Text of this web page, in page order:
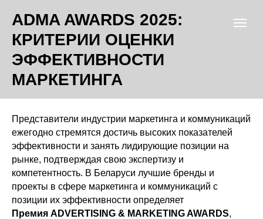
ADMA AWARDS 2025:
КРИТЕРИИ ОЦЕНКИ
ЭФФЕКТИВНОСТИ
МАРКЕТИНГА
Представители индустрии маркетинга и коммуникаций
ежегодно стремятся достичь высоких показателей
эффективности и занять лидирующие позиции на
рынке, подтверждая свою экспертизу и
компетентность. В Беларуси лучшие бренды и
проекты в сфере маркетинга и коммуникаций с
позиции их эффективности определяет
Премия ADVERTISING & MARKETING AWARDS,